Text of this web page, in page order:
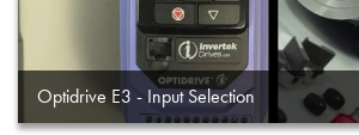
Optidrive E3 - Input Selection